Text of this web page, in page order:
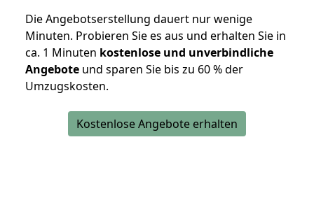
Die Angebotserstellung dauert nur wenige
Minuten. Probieren Sie es aus und erhalten Sie in
ca. 1 Minuten kostenlose und unverbindliche
Angebote und sparen Sie bis zu 60 % der
Umzugskosten.
Kostenlose Angebote erhalten